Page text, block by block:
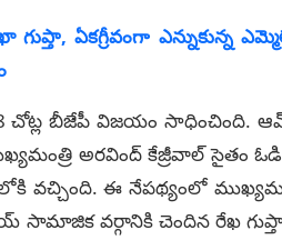
గుప్తా, ఏకగ్రీవంగా ఎన్నుకున్న
చోట్ల బీజేపీ విజయం సాధించింది.
అరవింద్‌ కేజ్రీవాల్‌
వచ్చింది. ఈ నేపథ్యంలో
వర్గానికి చెందిన రేఖ